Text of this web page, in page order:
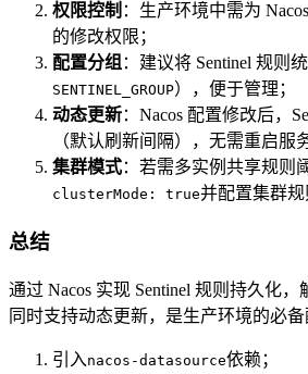
权限控制 ：生产环境中需为
的修改权限；
配置分组 ：建议将 Sentinel 规则
SENTINEL_GROUP），便于管理；
动态更新：Nacos 配置修改后，
（默认刷新间隔），无需重启服
集群模式：若需多实例共享规则
clusterMode: true并配置集群规
总结
通过 Nacos 实现 Sentinel 规则持久化，
同时支持动态更新，是生产环境的必备
引入 nacos-datasource依赖；